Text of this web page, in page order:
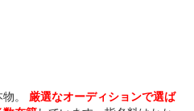
。
厳選なオーディションで選ば